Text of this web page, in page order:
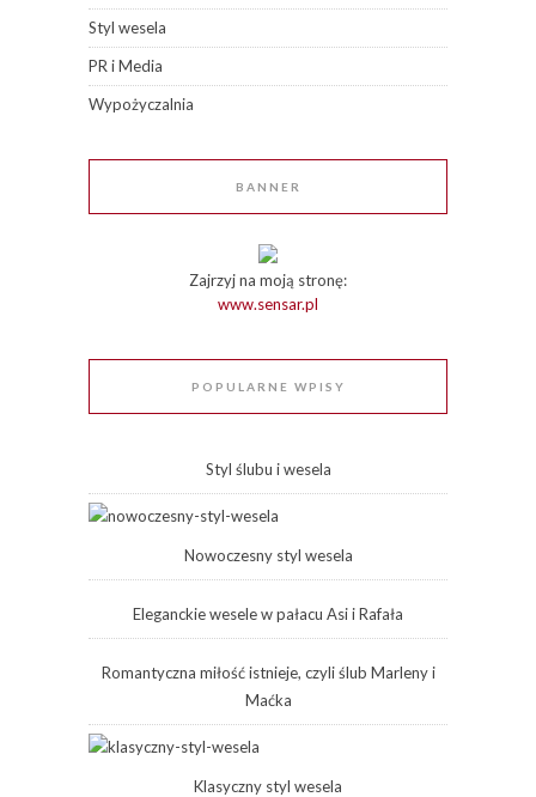
Styl wesela
PR i Media
Wypożyczalnia
BANNER
Zajrzyj na moją stronę:
www.sensar.pl
POPULARNE WPISY
Styl ślubu i wesela
Nowoczesny styl wesela
Eleganckie wesele w pałacu Asi i Rafała
Romantyczna miłość istnieje, czyli ślub Marleny i
Maćka
Klasyczny styl wesela